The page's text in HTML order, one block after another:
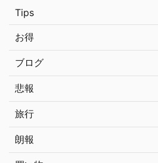
Tips
お得
ブログ
悲報
旅行
朗報